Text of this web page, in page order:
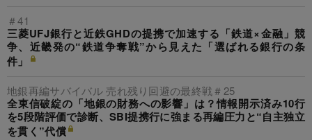
＃41
三菱UFJ銀行と近鉄GHDの提携で加速する「鉄道×金融」競
争、近畿発の“鉄道争奪戦”から見えた「選ばれる銀行の条
件」
地銀再編サバイバル 売れ残り回避の最終戦＃25
全東信破綻の「地銀の財務への影響」は？情報開示済み10行
を5段階評価で診断、SBI提携行に強まる再編圧力と“自主独立
を貫く”代償